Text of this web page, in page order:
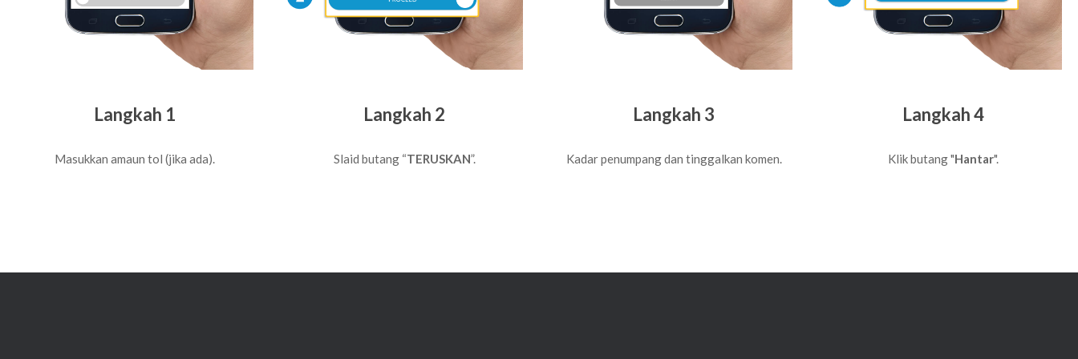
Langkah 1
Masukkan amaun tol (jika ada).
Langkah 2
Slaid butang “TERUSKAN”.
Langkah 3
Kadar penumpang dan tinggalkan komen.
Langkah 4
Klik butang "Hantar".